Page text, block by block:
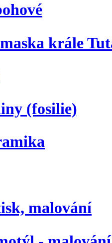
krále
(fosilie)
malování